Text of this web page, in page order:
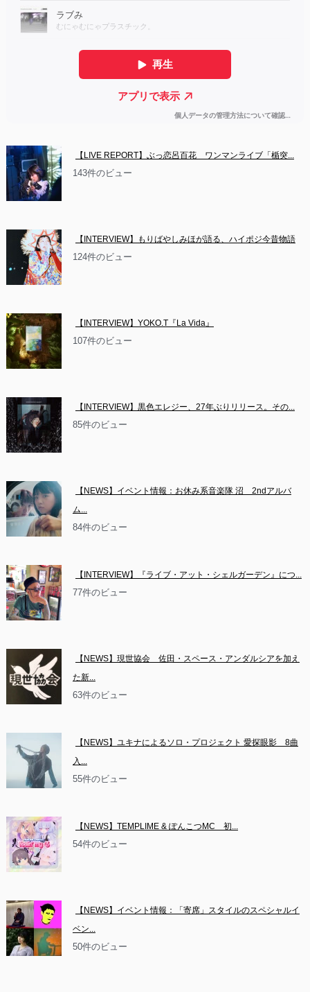
【LIVE REPORT】ぶっ恋呂百花　ワンマンライブ「楯突...
143件のビュー
【INTERVIEW】もりばやしみほが語る、ハイポジ今昔物語
124件のビュー
【INTERVIEW】YOKO.T『La Vida』
107件のビュー
【INTERVIEW】黒色エレジー、27年ぶりリリース。その...
85件のビュー
【NEWS】イベント情報：お休み系音楽隊 沼　2ndアルバ
ム...
84件のビュー
【INTERVIEW】『ライブ・アット・シェルガーデン』につ...
77件のビュー
【NEWS】現世協会　佐田・スペース・アンダルシアを加え
た新...
63件のビュー
【NEWS】ユキナによるソロ・プロジェクト 愛探眼影　8曲
入...
55件のビュー
【NEWS】TEMPLIME & ぽんこつMC　初...
54件のビュー
【NEWS】イベント情報：「寄席」スタイルのスペシャルイ
ベン...
50件のビュー